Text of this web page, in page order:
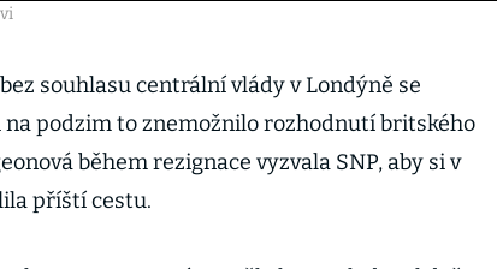
souhlasu centrální vlády v Londýně se
podzim to znemožnilo rozhodnutí britského
během rezignace vyzvala SNP, aby si v
příští cestu.